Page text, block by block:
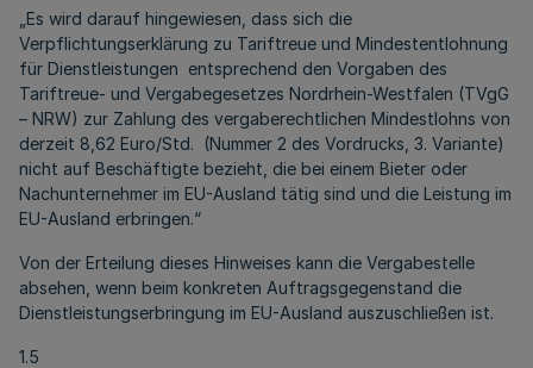
„Es wird darauf hingewiesen, dass sich die
Verpflichtungserklärung zu Tariftreue und Mindestentlohnung
für Dienstleistungen entsprechend den Vorgaben des
Tariftreue- und Vergabegesetzes Nordrhein-Westfalen (TVgG
– NRW) zur Zahlung des vergaberechtlichen Mindestlohns von
derzeit 8,62 Euro/Std. (Nummer 2 des Vordrucks, 3. Variante)
nicht auf Beschäftigte bezieht, die bei einem Bieter oder
Nachunternehmer im EU-Ausland tätig sind und die Leistung im
EU-Ausland erbringen.“
Von der Erteilung dieses Hinweises kann die Vergabestelle
absehen, wenn beim konkreten Auftragsgegenstand die
Dienstleistungserbringung im EU-Ausland auszuschließen ist.
1.5